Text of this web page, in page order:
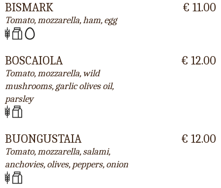
BISMARK
Tomato, mozzarella, ham, egg
€ 11.00
BOSCAIOLA
Tomato, mozzarella, wild
mushrooms, garlic olives oil,
parsley
€ 12.00
BUONGUSTAIA
Tomato, mozzarella, salami,
anchovies, olives, peppers, onion
€ 12.00